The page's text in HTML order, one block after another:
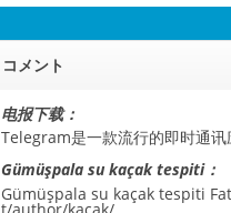
コメント
电报下载：
Telegram是一款流行的即时通讯
Gümüşpala su kaçak tespiti：
Gümüşpala su kaçak tespiti